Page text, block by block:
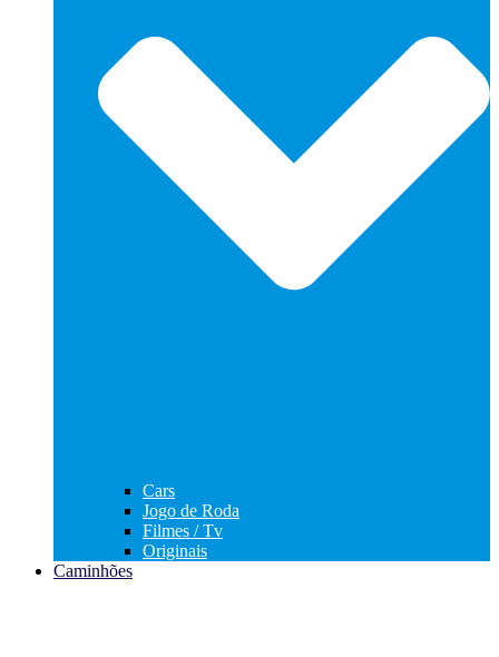
Cars
Jogo de Roda
Filmes / Tv
Originais
Caminhões